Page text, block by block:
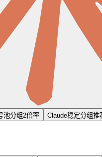
池分组 2倍率 Claude稳定分组推